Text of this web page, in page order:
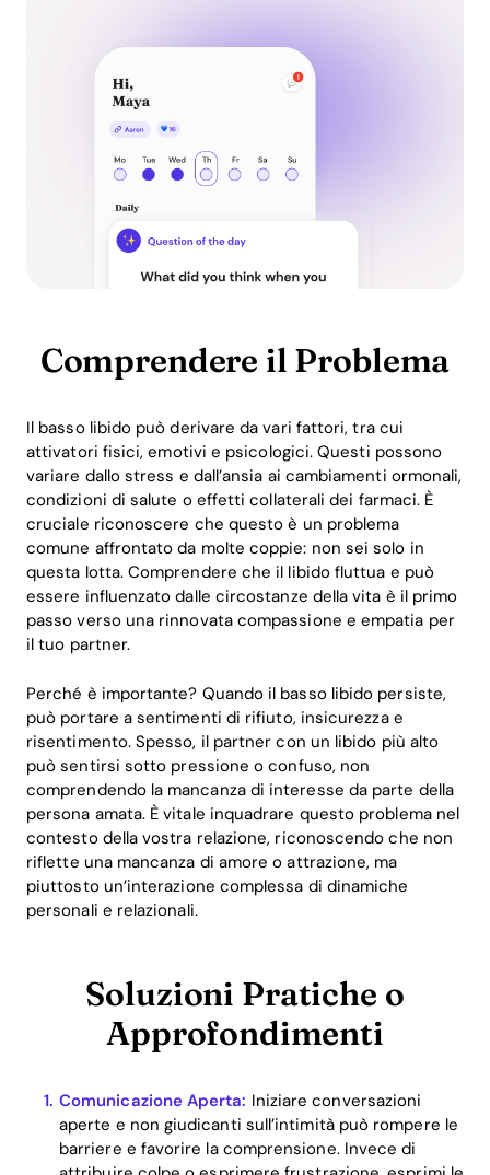
Comprendere il Problema
Il basso libido può derivare da vari fattori, tra cui
attivatori fisici, emotivi e psicologici. Questi possono
variare dallo stress e dall’ansia ai cambiamenti ormonali,
condizioni di salute o effetti collaterali dei farmaci. È
cruciale riconoscere che questo è un problema
comune affrontato da molte coppie: non sei solo in
questa lotta. Comprendere che il libido fluttua e può
essere influenzato dalle circostanze della vita è il primo
passo verso una rinnovata compassione e empatia per
il tuo partner.
Perché è importante? Quando il basso libido persiste,
può portare a sentimenti di rifiuto, insicurezza e
risentimento. Spesso, il partner con un libido più alto
può sentirsi sotto pressione o confuso, non
comprendendo la mancanza di interesse da parte della
persona amata. È vitale inquadrare questo problema nel
contesto della vostra relazione, riconoscendo che non
riflette una mancanza di amore o attrazione, ma
piuttosto un’interazione complessa di dinamiche
personali e relazionali.
Soluzioni Pratiche o
Approfondimenti
Comunicazione Aperta: Iniziare conversazioni
aperte e non giudicanti sull’intimità può rompere le
barriere e favorire la comprensione. Invece di